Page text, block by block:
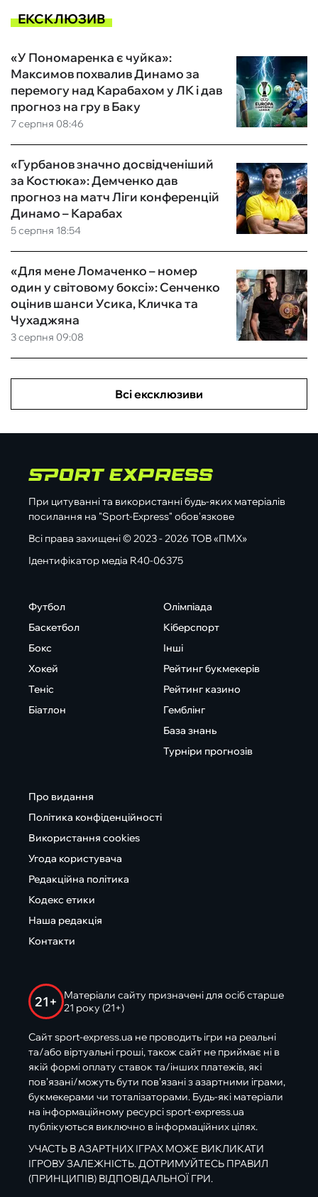
ЕКСКЛЮЗИВ
7 серпня 08:46
«У Пономаренка є чуйка»:
Максимов похвалив Динамо за
перемогу над Карабахом у ЛК і дав
прогноз на гру в Баку
5 серпня 18:54
«Гурбанов значно досвідченіший
за Костюка»: Демченко дав
прогноз на матч Ліги конференцій
Динамо – Карабах
3 серпня 09:08
«Для мене Ломаченко – номер
один у світовому боксі»: Сенченко
оцінив шанси Усика, Кличка та
Чухаджяна
Всі ексклюзиви
При цитуванні та використанні будь-яких матеріалів
посилання на "Sport-Express" обов'язкове
Всі права захищені © 2023 - 2026 ТОВ «ПМХ»
Ідентифікатор медіа R40-06375
Футбол
Баскетбол
Бокс
Хокей
Теніс
Біатлон
Олімпіада
Кіберспорт
Інші
Рейтинг букмекерів
Рейтинг казино
Гемблінг
База знань
Турніри прогнозів
Про видання
Політика конфіденційності
Використання cookies
Угода користувача
Редакційна політика
Кодекс етики
Наша редакція
Контакти
21+
Матеріали сайту призначені для осіб старше
21 року (21+)
Сайт sport-express.ua не проводить ігри на реальні
та/або віртуальні гроші, також сайт не приймає ні в
якій формі оплату ставок та/інших платежів, які
пов’язані/можуть бути пов’язані з азартними іграми,
букмекерами чи тоталізаторами. Будь-які матеріали
на інформаційному ресурсі sport-express.ua
публікуються виключно в інформаційних цілях.
УЧАСТЬ В АЗАРТНИХ ІГРАХ МОЖЕ ВИКЛИКАТИ
ІГРОВУ ЗАЛЕЖНІСТЬ. ДОТРИМУЙТЕСЬ ПРАВИЛ
(ПРИНЦИПІВ) ВІДПОВІДАЛЬНОЇ ГРИ.